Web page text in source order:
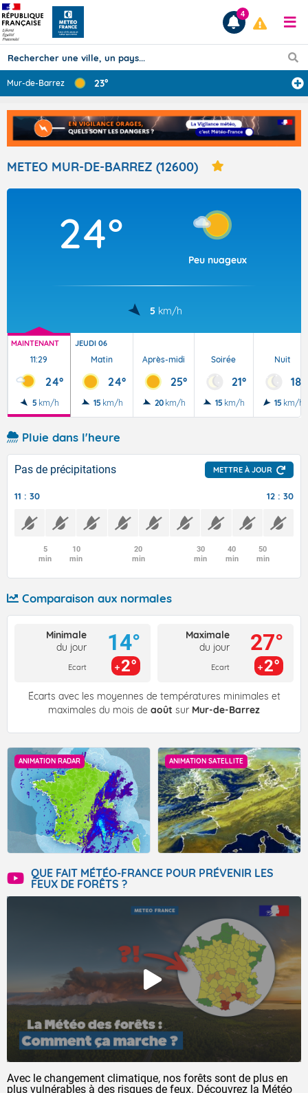
Prévisions
TOUS LES RÉSULTATS
Articles
4
Mur-de-Barrez 23°
METEO MUR-DE-BARREZ (12600)
24°
Peu nuageux
5 km/h
MAINTENANT
11:29
24°
5 km/h
JEUDI 06
Matin
24°
15 km/h
Après-midi
25°
20 km/h
Soirée
21°
15 km/h
Nuit
18°
15 km/h
Pluie dans l'heure
Pas de précipitations METTRE À JOUR
11 : 30 12 : 30
5
min
10
min
20
min
30
min
40
min
50
min
Comparaison aux normales
Minimale
du jour
Ecart
14°
2°
Maximale
du jour
Ecart
27°
2°
Écarts avec les moyennes de températures minimales et
maximales du mois de août sur Mur-de-Barrez
ANIMATION RADAR ANIMATION SATELLITE
QUE FAIT MÉTÉO-FRANCE POUR PRÉVENIR LES
FEUX DE FORÊTS ?
Avec le changement climatique, nos forêts sont de plus en
plus vulnérables à des risques de feux. Découvrez la Météo